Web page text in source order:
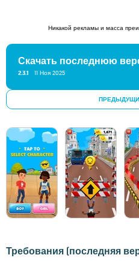
Никакой рекламы и масса
Скачать последнюю
2.3.1 11 Ноя 2025
Требования (последняя